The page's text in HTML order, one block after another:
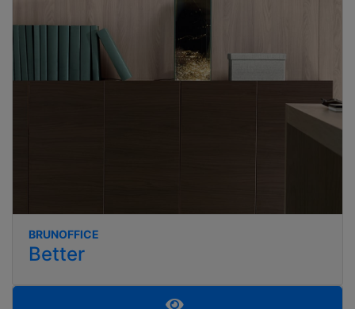
BRUNOFFICE
Better